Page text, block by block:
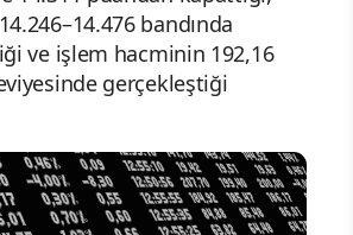
bandında
ve işlem hacminin 192,16
gerçekleştiği